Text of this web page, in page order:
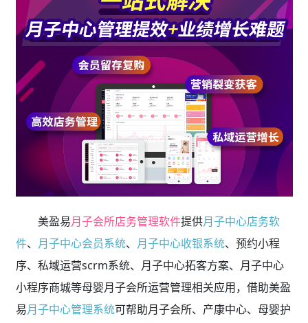
美盈易月子会所店务管理软件提供月子中心店务软
件、 月子中心会员系统、 月子中心收银系统、预约小程
序、私域运营scrm系统、月子中心拓客方案、月子中心
小程序商城等母婴月子会所运营管理相关应用，借助美盈
易月子中心管理系统可帮助月子会所、产康中心、母婴护